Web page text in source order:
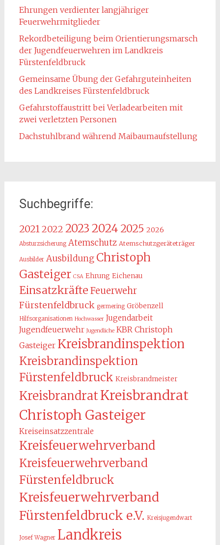
Ehrungen verdienter langjähriger
Feuerwehrmitglieder
Rekordbeteiligung beim Orientierungsmarsch
der Jugendfeuerwehren im Landkreis
Fürstenfeldbruck
Gemeinsame Übung der Gefahrguteinheiten
des Landkreises Fürstenfeldbruck
Gefahrstoffaustritt bei Verladearbeiten mit
zwei verletzten Personen
Dachstuhlbrand während Maibaumaufstellung
Suchbegriffe:
2021 2022 2023 2024 2025 2026
Absturzsicherung Atemschutz Atemschutzgeräteträger
Ausbilder Ausbildung Christoph
Gasteiger CSA Ehrung Eichenau
Einsatzkräfte Feuerwehr
Fürstenfeldbruck germering Gröbenzell
Hilfsorganisationen Hochwasser Jugendarbeit
Jugendfeuerwehr Jugendliche KBR Christoph
Gasteiger Kreisbrandinspektion
Kreisbrandinspektion
Fürstenfeldbruck Kreisbrandmeister
KreisbrandratKreisbrandrat
Christoph Gasteiger
Kreiseinsatzzentrale
Kreisfeuerwehrverband
Kreisfeuerwehrverband
Fürstenfeldbruck
Kreisfeuerwehrverband
Fürstenfeldbruck e.V. Kreisjugendwart
Josef Wagner Landkreis